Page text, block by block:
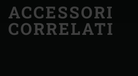
ACCESSORI
CORRELATI